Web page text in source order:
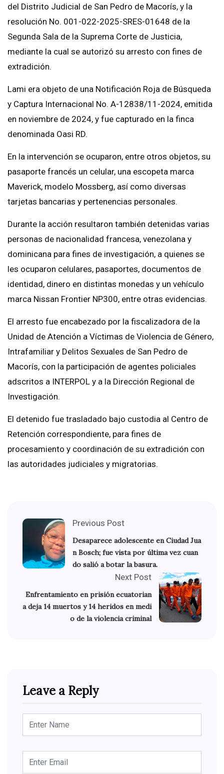
del Distrito Judicial de San Pedro de Macorís, y la
resolución No. 001-022-2025-SRES-01648 de la
Segunda Sala de la Suprema Corte de Justicia,
mediante la cual se autorizó su arresto con fines de
extradición.
Lami era objeto de una Notificación Roja de Búsqueda
y Captura Internacional No. A-12838/11-2024, emitida
en noviembre de 2024, y fue capturado en la finca
denominada Oasi RD.
En la intervención se ocuparon, entre otros objetos, su
pasaporte francés un celular, una escopeta marca
Maverick, modelo Mossberg, así como diversas
tarjetas bancarias y pertenencias personales.
Durante la acción resultaron también detenidas varias
personas de nacionalidad francesa, venezolana y
dominicana para fines de investigación, a quienes se
les ocuparon celulares, pasaportes, documentos de
identidad, dinero en distintas monedas y un vehículo
marca Nissan Frontier NP300, entre otras evidencias.
El arresto fue encabezado por la fiscalizadora de la
Unidad de Atención a Víctimas de Violencia de Género,
Intrafamiliar y Delitos Sexuales de San Pedro de
Macorís, con la participación de agentes policiales
adscritos a INTERPOL y a la Dirección Regional de
Investigación.
El detenido fue trasladado bajo custodia al Centro de
Retención correspondiente, para fines de
procesamiento y coordinación de su extradición con
las autoridades judiciales y migratorias.
Previous Post
Desaparece adolescente en Ciudad Jua
n Bosch; fue vista por última vez cuan
do salió a botar la basura.
Next Post
Enfrentamiento en prisión ecuatorian
a deja 14 muertos y 14 heridos en medi
o de la violencia criminal
Leave a Reply